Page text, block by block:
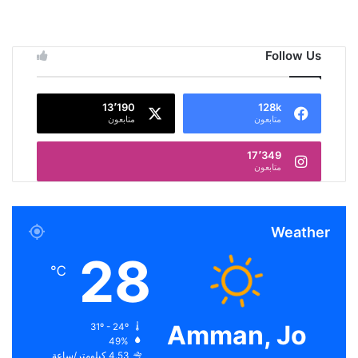
Follow Us
128k
متابعون
13٬190
متابعون
17٬349
متابعون
Weather
Amman, Jo
28
℃
49%
4.53 كيلومتر/ساعة